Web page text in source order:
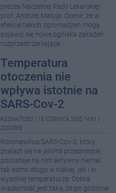
prezes Naczelnej Rady Lekarskiej
prof. Andrzej Matyja. Ocenił, że w
efekcie takich zgromadzeń mogą
pojawić się nowe ogniska zakażeń,
rozprzestrzeniające...
Temperatura
otoczenia nie
wpływa istotnie na
SARS-Cov-2
ROZMAITOŚCI 13 CZERWCA 2020 14:01
ZDROWIE
Koronawirus SARS-Cov-2, który
znalazł się na jakimś przedmiocie,
pozostaje na nim aktywny niemal
tak samo długo w niskiej, jak i w
wysokiej temperaturze. Dobra
wiadomość jest taka, że po godzinie